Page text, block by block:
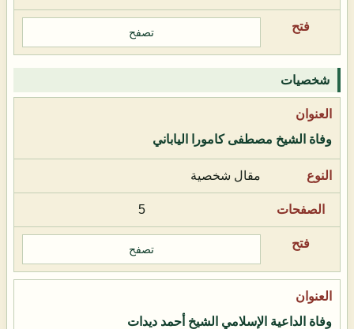
تصفح
شخصيات
وفاة الشيخ مصطفى كامورا الياباني
مقال شخصية
5
تصفح
وفاة الداعية الإسلامي الشيخ أحمد ديدات